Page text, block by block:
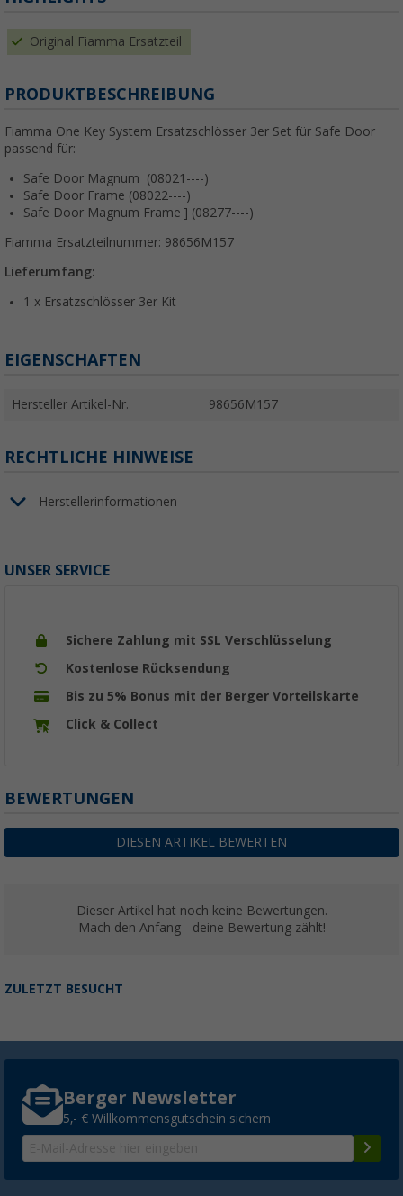
Original Fiamma Ersatzteil
PRODUKTBESCHREIBUNG
Fiamma One Key System Ersatzschlösser 3er Set für Safe Door
passend für:
Safe Door Magnum (08021----)
Safe Door Frame (08022----)
Safe Door Magnum Frame ] (08277----)
Fiamma Ersatzteilnummer: 98656M157
Lieferumfang:
1 x Ersatzschlösser 3er Kit
EIGENSCHAFTEN
Hersteller Artikel-Nr. 98656M157
RECHTLICHE HINWEISE
Herstellerinformationen
UNSER SERVICE
Sichere Zahlung mit SSL Verschlüsselung
Kostenlose Rücksendung
Bis zu 5% Bonus mit der Berger Vorteilskarte
Click & Collect
BEWERTUNGEN
DIESEN ARTIKEL BEWERTEN
Dieser Artikel hat noch keine Bewertungen.
Mach den Anfang - deine Bewertung zählt!
ZULETZT BESUCHT
Berger Newsletter
5,- € Willkommensgutschein sichern